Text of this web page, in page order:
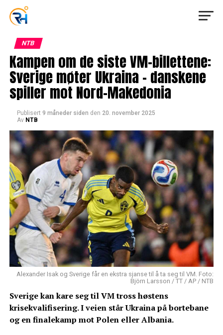
NTB
Kampen om de siste VM-billettene:
Sverige møter Ukraina – danskene
spiller mot Nord-Makedonia
Publisert 9 måneder siden den 20. november 2025
Av NTB
Alexander Isak og Sverige får en ekstra sjanse til å ta seg til VM. Foto:
Björn Larsson / TT / AP / NTB
Sverige kan kare seg til VM tross høstens
krisekvalifisering. I veien står Ukraina på bortebane
og en finalekamp mot Polen eller Albania.